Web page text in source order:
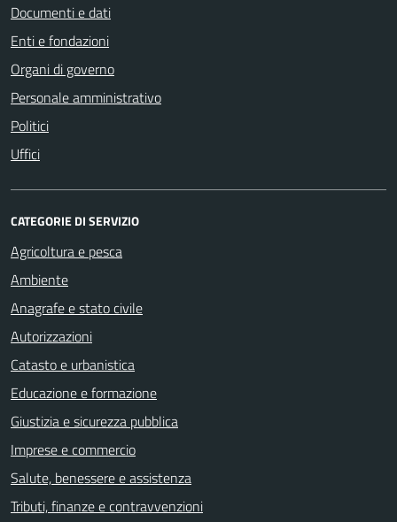
Documenti e dati
Enti e fondazioni
Organi di governo
Personale amministrativo
Politici
Uffici
CATEGORIE DI SERVIZIO
Agricoltura e pesca
Ambiente
Anagrafe e stato civile
Autorizzazioni
Catasto e urbanistica
Educazione e formazione
Giustizia e sicurezza pubblica
Imprese e commercio
Salute, benessere e assistenza
Tributi, finanze e contravvenzioni